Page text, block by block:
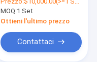
Drying Food Drier
Machine
MOQ:1 Set
Ottieni l'ultimo prezzo
Contattaci